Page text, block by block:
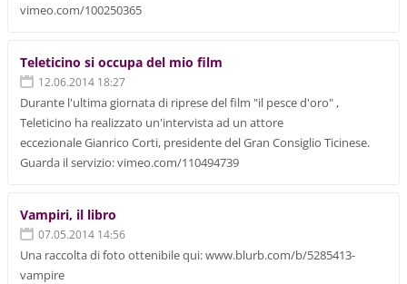
vimeo.com/100250365
Teleticino si occupa del mio film
12.06.2014 18:27
Durante l'ultima giornata di riprese del film "il pesce d'oro" ,
Teleticino ha realizzato un'intervista ad un attore
eccezionale Gianrico Corti, presidente del Gran Consiglio Ticinese.
Guarda il servizio: vimeo.com/110494739
Vampiri, il libro
07.05.2014 14:56
Una raccolta di foto ottenibile qui: www.blurb.com/b/5285413-
vampire